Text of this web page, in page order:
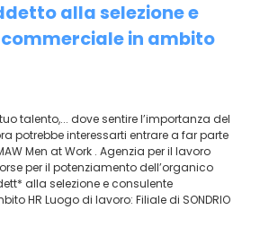
alla selezione e
in ambito
talento,... dove sentire l’importanza del
potrebbe interessarti entrare a far parte
Men at Work . Agenzia per il lavoro
per il potenziamento dell’organico
alla selezione e consulente
HR Luogo di lavoro: Filiale di SONDRIO